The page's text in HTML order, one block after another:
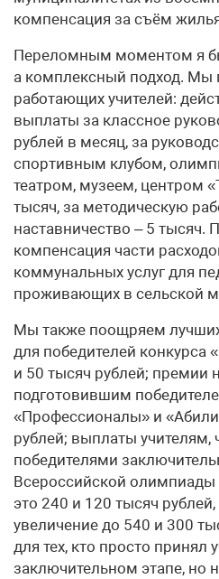
компенсация за съём
Переломным моментом я
а комплексный подход. Мы
работающих учителей:
выплаты за классное
рублей в месяц, за
спортивным клубом,
театром, музеем, центром
тысяч, за методическую
наставничество – 5 тысяч.
компенсация части
коммунальных услуг для
проживающих в сельской
Мы также поощряем
для победителей конкурса
и 50 тысяч рублей; премии
подготовившим
«Профессионалы» и
рублей; выплаты учителям,
победителями
Всероссийской
это 240 и 120 тысяч
увеличение до 540 и 300
для тех, кто просто принял
заключительном этапе, но